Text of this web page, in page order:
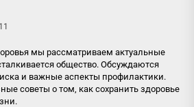
мы рассматриваем актуальные
общество. Обсуждаются
и важные аспекты профилактики.
советы о том, как сохранить здоровье